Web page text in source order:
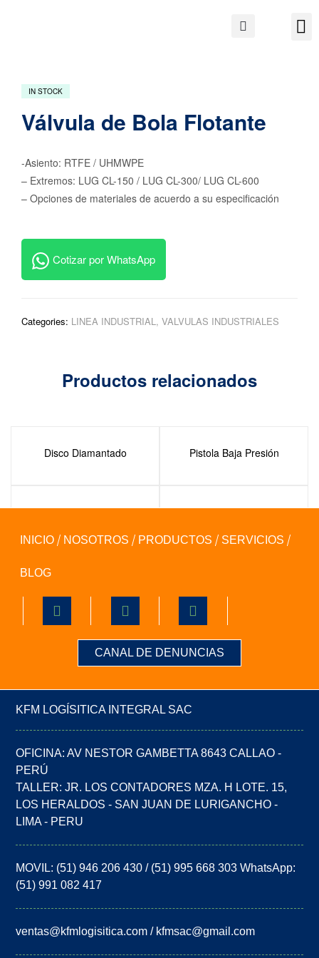
IN STOCK
Válvula de Bola Flotante
-Asiento: RTFE / UHMWPE
– Extremos: LUG CL-150 / LUG CL-300/ LUG CL-600
– Opciones de materiales de acuerdo a su especificación
Cotizar por WhatsApp
Categories: LINEA INDUSTRIAL, VALVULAS INDUSTRIALES
Productos relacionados
Disco Diamantado Pistola Baja Presión
Disco de Corte Pegamento Extrafuerte
INICIO NOSOTROS PRODUCTOS SERVICIOS
BLOG
CANAL DE DENUNCIAS
KFM LOGÍSITICA INTEGRAL SAC
OFICINA: AV NESTOR GAMBETTA 8643 CALLAO -
PERÚ
TALLER: JR. LOS CONTADORES MZA. H LOTE. 15,
LOS HERALDOS - SAN JUAN DE LURIGANCHO -
LIMA - PERU
MOVIL: (51) 946 206 430 / (51) 995 668 303 WhatsApp:
(51) 991 082 417
ventas@kfmlogisitica.com / kfmsac@gmail.com